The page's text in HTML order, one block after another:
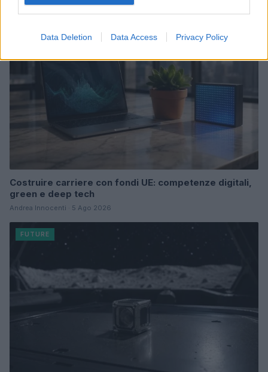
Data Deletion Data Access Privacy Policy
FUTURE
Costruire carriere con fondi UE: competenze digitali,
green e deep tech
Andrea Innocenti · 5 Ago 2026
FUTURE